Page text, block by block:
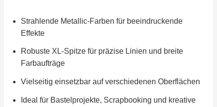
Strahlende Metallic-Farben für beeindruckende
Effekte
Robuste XL-Spitze für präzise Linien und breite
Farbaufträge
Vielseitig einsetzbar auf verschiedenen Oberflächen
Ideal für Bastelprojekte, Scrapbooking und kreative